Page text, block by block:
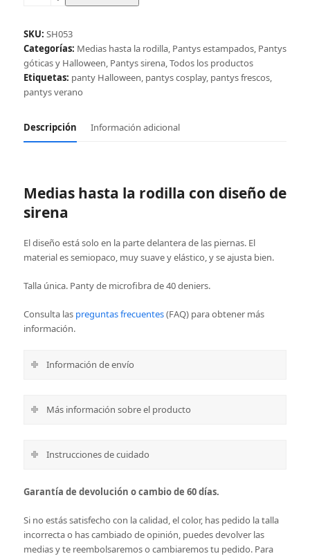
rodilla,
sirena
oro-
negro
cantidad
SKU: SH053
Categorías: Medias hasta la rodilla, Pantys estampados, Pantys
góticas y Halloween, Pantys sirena,Todos los productos
Etiquetas: panty Halloween, pantys cosplay, pantys frescos,
pantys verano
Descripción Información adicional
Medias hasta la rodilla con diseño de
sirena
El diseño está solo en la parte delantera de las piernas. El
material es semiopaco, muy suave y elástico, y se ajusta bien.
Talla única. Panty de microfibra de 40 deniers.
Consulta las preguntas frecuentes(FAQ) para obtener más
información.
Información de envío
Más información sobre el producto
Instrucciones de cuidado
Garantía de devolución o cambio de 60 días.
Si no estás satisfecho con la calidad, el color, has pedido la talla
incorrecta o has cambiado de opinión, puedes devolver las
medias y te reembolsaremos o cambiaremos tu pedido. Para